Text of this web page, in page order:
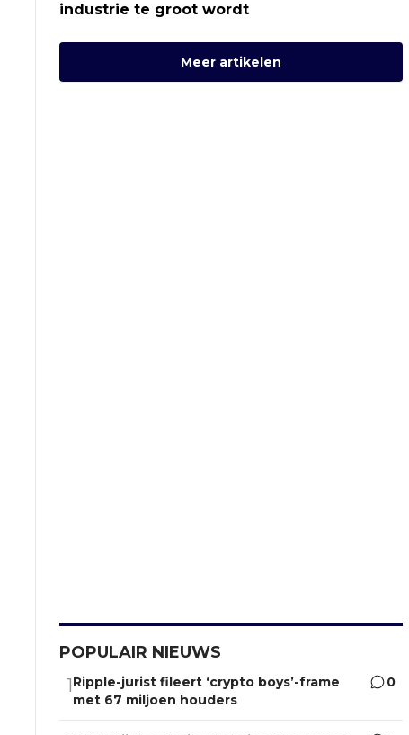
industrie te groot wordt
Meer artikelen
POPULAIR NIEUWS
1Ripple-jurist fileert ‘crypto boys’-frame
met 67 miljoen houders
0